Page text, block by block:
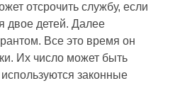
отсрочить службу, если
двое детей. Далее
Все это время он
Их число может быть
законные